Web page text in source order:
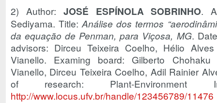
2) Author: JOSÉ ESPÍNOLA SOBRINHO.
Sediyama. Title:Análise dos termos
da equação de Penman, para Viçosa, MG.
advisors: Dirceu Teixeira Coelho, Hélio
Vianello. Examing board: Gilberto
Vianello, Dirceu Teixeira Coelho, Adil Rainier
of research: Plant-
http://www.locus.ufv.br/handle/123456789/11476